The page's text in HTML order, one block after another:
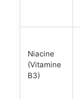
Niacine
(Vitamine
B3)